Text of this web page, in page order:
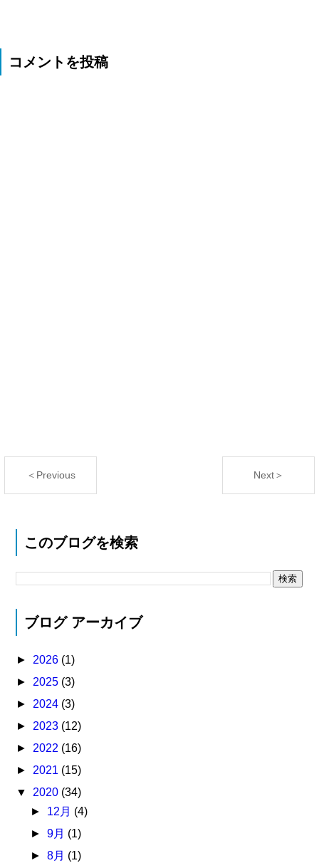
コメントを投稿
＜Previous Next＞
このブログを検索
ブログ アーカイブ
► 2026 (1)
► 2025 (3)
► 2024 (3)
► 2023 (12)
► 2022 (16)
► 2021 (15)
▼ 2020 (34)
► 12月 (4)
► 9月 (1)
► 8月 (1)